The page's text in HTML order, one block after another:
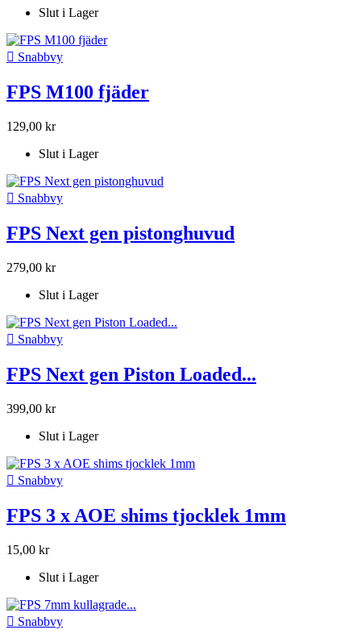
Slut i Lager
 Snabbvy
FPS M100 fjäder
129,00 kr
Slut i Lager
 Snabbvy
FPS Next gen pistonghuvud
279,00 kr
Slut i Lager
 Snabbvy
FPS Next gen Piston Loaded...
399,00 kr
Slut i Lager
 Snabbvy
FPS 3 x AOE shims tjocklek 1mm
15,00 kr
Slut i Lager
 Snabbvy